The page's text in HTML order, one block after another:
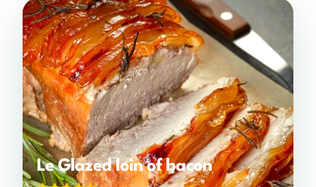
Le Glazed loin of bacon